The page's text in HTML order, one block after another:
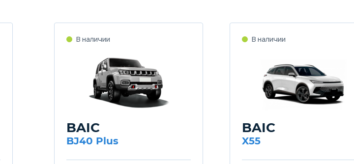
В наличии
BAIC
BJ40 Plus
В наличии
BAIC
X55